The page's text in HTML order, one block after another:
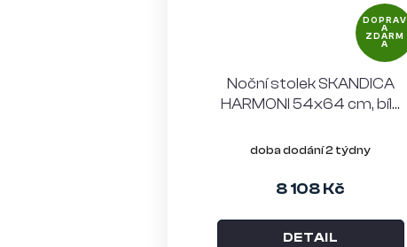
DOPRAV
A
ZDARM
A
Noční stolek SKANDICA
HARMONI 54x64 cm, bílý
doba dodání 2 týdny
8 108 Kč
DETAIL